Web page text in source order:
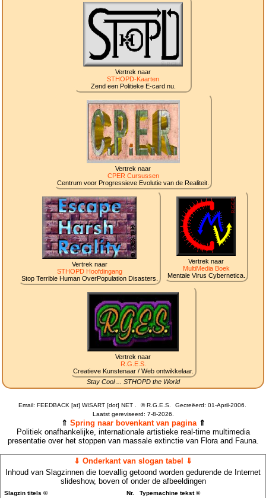
Vertrek naar
STHOPD-Kaarten
Zend een Politieke E-card nu.
Vertrek naar
CPER Cursussen
Centrum voor Progressieve Evolutie van de Realiteit.
Vertrek naar
STHOPD Hoofdingang
Stop Terrible Human OverPopulation Disasters.
Vertrek naar
MultiMedia Boek
Mentale Virus Cybernetica.
Vertrek naar
R.G.E.S.
Creatieve Kunstenaar / Web ontwikkelaar.
Stay Cool ... STHOPD the World
Email: FEEDBACK [at] WISART [dot] NET . ©R.G.E.S.
Gecreëerd: 01-April-2006.
Laatst gereviseerd: 7-8-2026.
⇑ Spring naar bovenkant van pagina⇑
Politiek onafhankelijke, internationale artistieke real-time multimedia
presentatie over het stoppen van massale extinctie van Flora and Fauna.
⇓ Onderkant van slogan tabel ⇓
Inhoud van Slagzinnen die toevallig getoond worden gedurende de Internet
slideshow, boven of onder de afbeeldingen
Slagzin titels © Nr.
Typemachine tekst ©